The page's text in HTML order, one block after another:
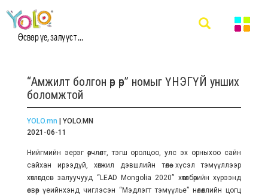
Өсвөр үе, залууст ...
“Амжилт болгон өөр өөр” номыг ҮНЭГҮЙ унших
боломжтой
YOLO.mn | YOLO.MN
2021-06-11
Нийгмийн эерэг өөрчлөлт, тэгш оролцоо, улс эх орныхоо сайн
сайхан ирээдүй, хөгжил дэвшлийн төлөө хүсэл тэмүүллээр
хөтлөгдсөн залуучууд “LEAD Mongolia 2020” хөтөлбөрийн хүрээнд
өсвөр үеийнхэнд чиглэсэн “Мэдлэгт тэмүүлье” нөлөөллийн цогц